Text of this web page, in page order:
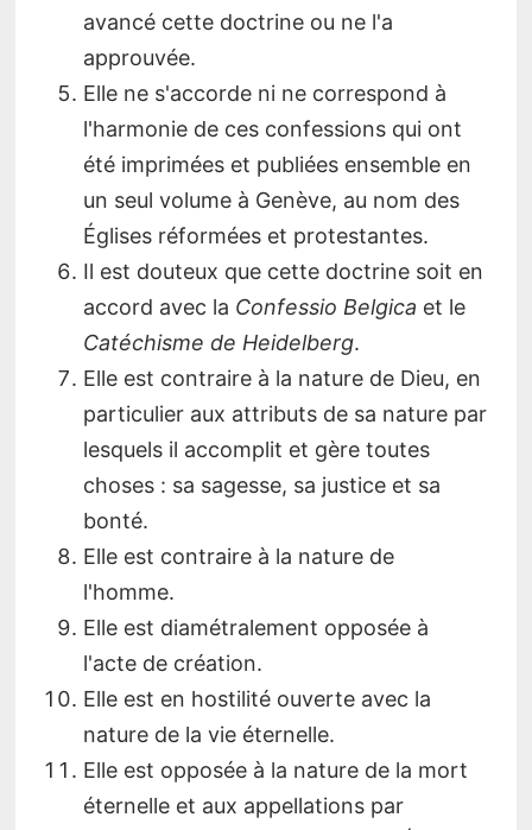
avancé cette doctrine ou ne l'a
approuvée.
Elle ne s'accorde ni ne correspond à
l'harmonie de ces confessions qui ont
été imprimées et publiées ensemble en
un seul volume à Genève, au nom des
Églises réformées et protestantes.
Il est douteux que cette doctrine soit en
accord avec la Confessio Belgica et le
Catéchisme de Heidelberg.
Elle est contraire à la nature de Dieu, en
particulier aux attributs de sa nature par
lesquels il accomplit et gère toutes
choses : sa sagesse, sa justice et sa
bonté.
Elle est contraire à la nature de
l'homme.
Elle est diamétralement opposée à
l'acte de création.
Elle est en hostilité ouverte avec la
nature de la vie éternelle.
Elle est opposée à la nature de la mort
éternelle et aux appellations par